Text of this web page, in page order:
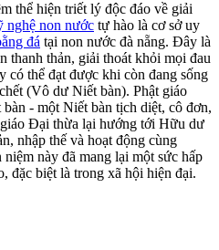
thể hiện triết lý độc đáo về giải
nghệ non nước tự hào là cơ sở uy
đá tại non nước đà nẵng. Đây là
thanh thản, giải thoát khỏi mọi đau
có thể đạt được khi còn đang sống
(Vô dư Niết bàn). Phật giáo
- một Niết bàn tịch diệt, cô đơn,
Đại thừa lại hướng tới Hữu dư
nhập thế và hoạt động cùng
này đã mang lại một sức hấp
đặc biệt là trong xã hội hiện đại.